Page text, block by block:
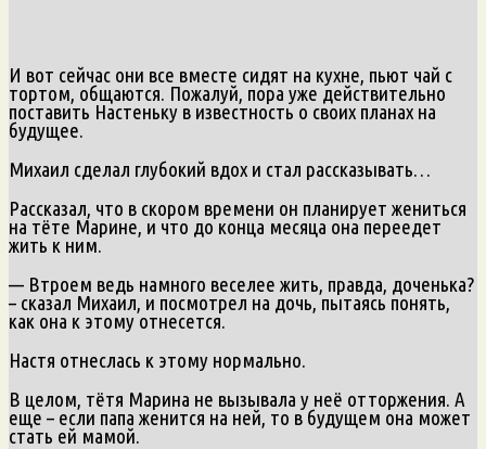
И вот сейчас они все вместе сидят на кухне, пьют чай с
тортом, общаются. Пожалуй, пора уже действительно
поставить Настеньку в известность о своих планах на
будущее.
Михаил сделал глубокий вдох и стал рассказывать…
Рассказал, что в скором времени он планирует жениться
на тёте Марине, и что до конца месяца она переедет
жить к ним.
— Втроем ведь намного веселее жить, правда, доченька?
– сказал Михаил, и посмотрел на дочь, пытаясь понять,
как она к этому отнесется.
Настя отнеслась к этому нормально.
В целом, тётя Марина не вызывала у неё отторжения. А
еще – если папа женится на ней, то в будущем она может
стать ей мамой.